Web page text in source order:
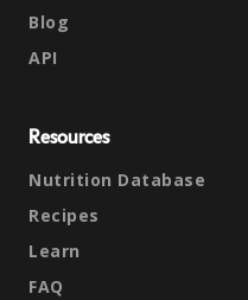
Blog
API
Resources
Nutrition Database
Recipes
Learn
FAQ